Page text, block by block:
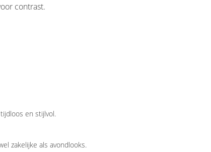
contrast.
en stijlvol.
zakelijke als avondlooks.